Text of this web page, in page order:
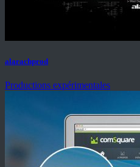
alarachprod
Productions expérimentales